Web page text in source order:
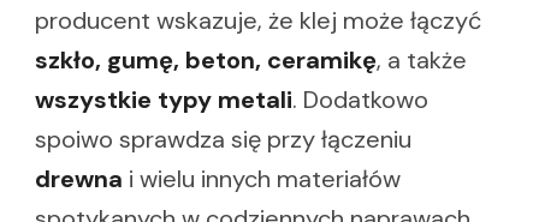
producent wskazuje, że klej może łączyć
szkło, gumę, beton, ceramikę, a także
wszystkie typy metali. Dodatkowo
spoiwo sprawdza się przy łączeniu
drewna i wielu innych materiałów